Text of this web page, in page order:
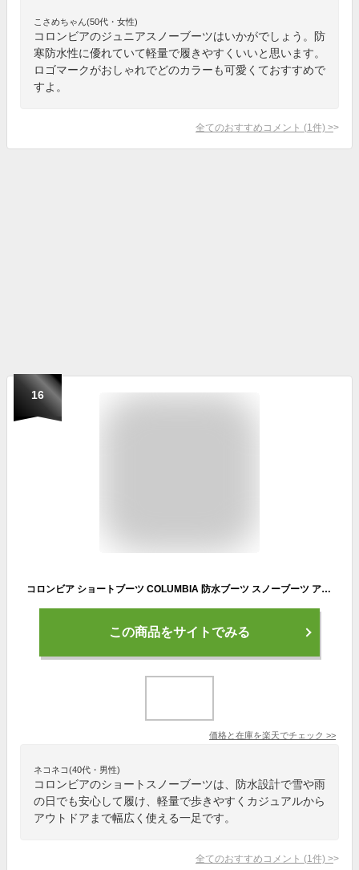
こさめちゃん(50代・女性)
コロンビアのジュニアスノーブーツはいかがでしょう。防
寒防水性に優れていて軽量で履きやすくいいと思います。
ロゴマークがおしゃれでどのカラーも可愛くておすすめで
すよ。
全てのおすすめコメント (1 件) >
16
コロンビア ショートブーツ COLUMBIA 防水ブーツ スノーブーツ アウトドアブランド ウォータープルーフ オムニヒート メンズ レディース ブランド 大きいサイズ 人気 黒 columbia233 ブラック
この商品をサイトでみる
価格と在庫を楽天でチェック >>
ネコネコ(40代・男性)
コロンビアのショートスノーブーツは、防水設計で雪や雨
の日でも安心して履け、軽量で歩きやすくカジュアルから
アウトドアまで幅広く使える一足です。
全てのおすすめコメント (1 件) >